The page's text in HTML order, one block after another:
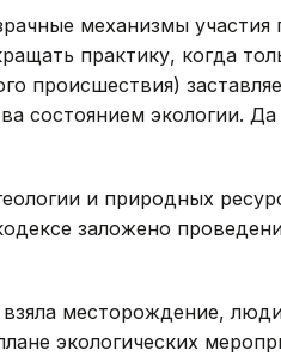
механизмы участия
практику, когда
происшествия)
состоянием экологии.
и природных
заложено
месторождение,
экологических